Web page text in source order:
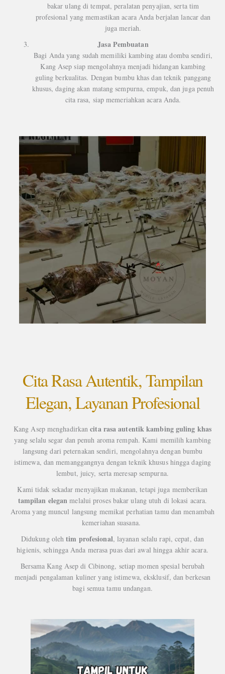
bakar ulang di tempat, peralatan penyajian, serta tim
profesional yang memastikan acara Anda berjalan lancar dan
juga meriah.
Jasa Pembuatan
Bagi Anda yang sudah memiliki kambing atau domba sendiri,
Kang Asep siap mengolahnya menjadi hidangan kambing
guling berkualitas. Dengan bumbu khas dan teknik panggang
khusus, daging akan matang sempurna, empuk, dan juga penuh
cita rasa, siap memeriahkan acara Anda.
Cita Rasa Autentik, Tampilan
Elegan, Layanan Profesional
Kang Asep menghadirkancita rasa autentik kambing guling khas
yang selalu segar dan penuh aroma rempah. Kami memilih kambing
langsung dari peternakan sendiri, mengolahnya dengan bumbu
istimewa, dan memanggangnya dengan teknik khusus hingga daging
lembut, juicy, serta meresap sempurna.
Kami tidak sekadar menyajikan makanan, tetapi juga memberikan
tampilan elegan melalui proses bakar ulang utuh di lokasi acara.
Aroma yang muncul langsung memikat perhatian tamu dan menambah
kemeriahan suasana.
Didukung olehtim profesional, layanan selalu rapi, cepat, dan
higienis, sehingga Anda merasa puas dari awal hingga akhir acara.
Bersama Kang Asep di Cibinong, setiap momen spesial berubah
menjadi pengalaman kuliner yang istimewa, eksklusif, dan berkesan
bagi semua tamu undangan.